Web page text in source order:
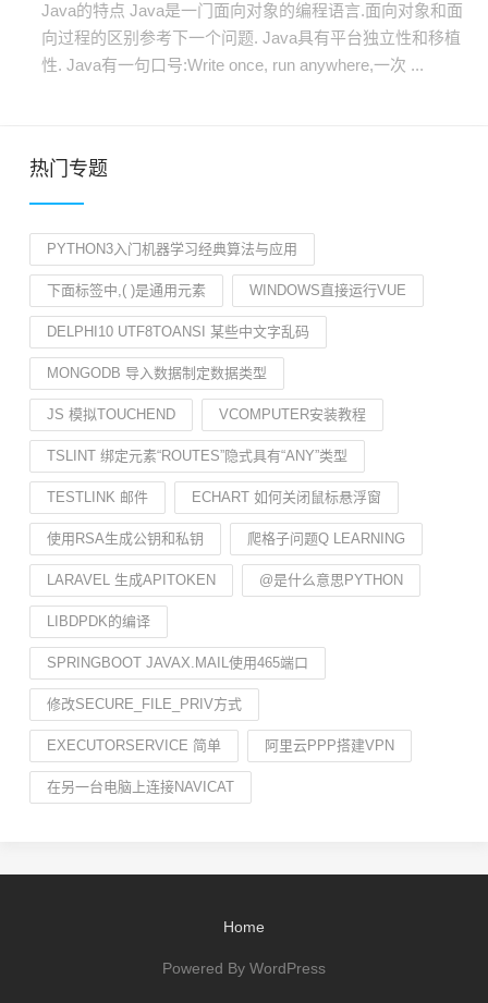
Java的特点 Java是一门面向对象的编程语言.面向对象和面
向过程的区别参考下一个问题. Java具有平台独立性和移植
性. Java有一句口号:Write once, run anywhere,一次 ...
热门专题
PYTHON3入门机器学习经典算法与应用
下面标签中,( )是通用元素 WINDOWS直接运行VUE
DELPHI10 UTF8TOANSI 某些中文字乱码
MONGODB 导入数据制定数据类型
JS 模拟TOUCHEND VCOMPUTER安装教程
TSLINT 绑定元素“ROUTES”隐式具有“ANY”类型
TESTLINK 邮件 ECHART 如何关闭鼠标悬浮窗
使用RSA生成公钥和私钥 爬格子问题Q LEARNING
LARAVEL 生成APITOKEN @是什么意思PYTHON
LIBDPDK的编译
SPRINGBOOT JAVAX.MAIL使用465端口
修改SECURE_FILE_PRIV方式
EXECUTORSERVICE 简单 阿里云PPP搭建VPN
在另一台电脑上连接NAVICAT
Home
Powered By WordPress